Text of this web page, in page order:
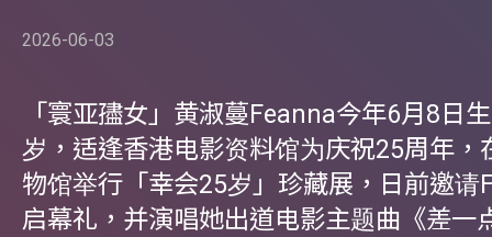
2026-06-03
「寰亚孻女」黄淑蔓Feanna今年6月8日
岁，适逢香港电影资料馆为庆祝25周年，
物馆举行「幸会25岁」珍藏展，日前邀请
启幕礼，并演唱她出道电影主题曲《差一